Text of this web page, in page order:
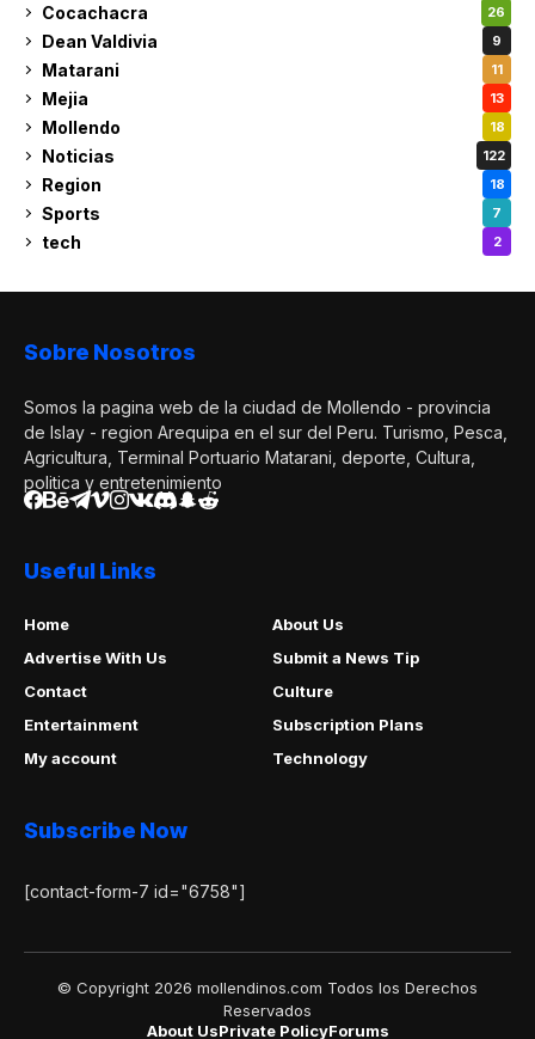
Cocachacra 26
Dean Valdivia 9
Matarani 11
Mejia 13
Mollendo 18
Noticias 122
Region 18
Sports 7
tech 2
Sobre Nosotros
Somos la pagina web de la ciudad de Mollendo - provincia
de Islay - region Arequipa en el sur del Peru. Turismo, Pesca,
Agricultura, Terminal Portuario Matarani, deporte, Cultura,
politica y entretenimiento
Useful Links
Home
About Us
Advertise With Us
Submit a News Tip
Contact
Culture
Entertainment
Subscription Plans
My account
Technology
Subscribe Now
[contact-form-7 id="6758"]
© Copyright 2026 mollendinos.com Todos los Derechos
Reservados
About UsPrivate PolicyForums